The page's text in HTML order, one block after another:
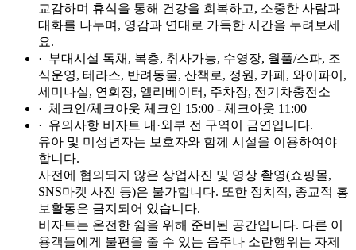
교감하며 휴식을 통해 건강을 회복하고, 소중한 사람과
대화를 나누며, 영감과 연대로 가득한 시간을 누려보세
요.
· 부대시설 독채, 복층, 취사가능, 수영장, 월풀/스파, 조
식운영, 테라스, 반려동물, 산책로, 정원, 카페, 와이파이,
세미나실, 연회장, 엘리베이터, 주차장, 전기차충전소
· 체크인/체크아웃 체크인 15:00 - 체크아웃 11:00
· 유의사항 비자트 내·외부 전 구역이 금연입니다.
유아 및 미성년자는 보호자와 함께 시설을 이용하여야
합니다.
사전에 협의되지 않은 상업사진 및 영상 촬영(쇼핑몰,
SNS마켓 사진 등)은 불가합니다. 또한 정치적, 종교적 홍
보활동은 금지되어 있습니다.
비자트는 온전한 쉼을 위해 준비된 공간입니다. 다른 이
용객들에게 불편을 줄 수 있는 음주나 소란행위는 자제